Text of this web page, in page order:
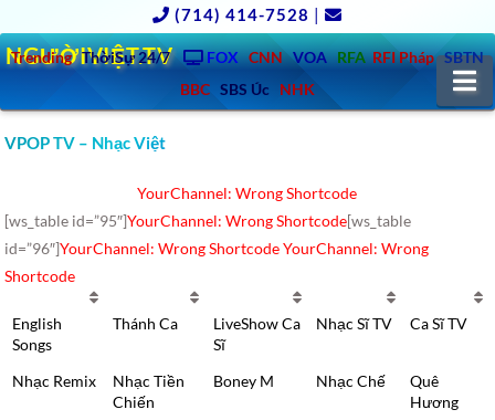
(714) 414-7528 |
Trending ThờiSự 24/7 FOX CNN VOA RFA RFI Pháp SBTN
BBC SBS Úc NHK
NGƯỜIVIỆT.TV
VPOP TV – Nhạc Việt
YourChannel: Wrong Shortcode
[ws_table id=”95″]YourChannel: Wrong Shortcode[ws_table
id=”96″]YourChannel: Wrong ShortcodeYourChannel: Wrong
Shortcode
English
Songs
Thánh Ca
LiveShow Ca
Sĩ
Nhạc Sĩ TV Ca Sĩ TV
Nhạc Remix
Nhạc Tiền
Chiến
Boney M Nhạc Chế
Quê
Hương